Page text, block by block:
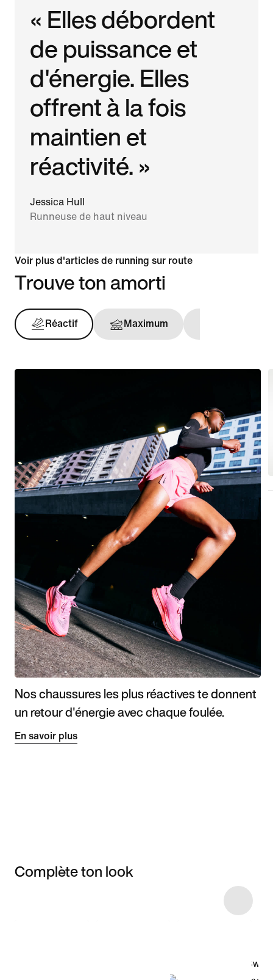
« Elles débordent
de puissance et
d'énergie. Elles
offrent à la fois
maintien et
réactivité. »
Jessica Hull
Runneuse de haut niveau
Voir plus d'articles de running sur route
Trouve ton amorti
Réactif Maximum
Nos chaussures les plus réactives te donnent
un retour d'énergie avec chaque foulée.
En savoir plus
Complète ton look